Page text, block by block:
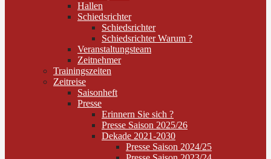
Hallen
Schiedsrichter
Schiedsrichter
Schiedsrichter Warum ?
Veranstaltungsteam
Zeitnehmer
Trainingszeiten
Zeitreise
Saisonheft
Presse
Erinnern Sie sich ?
Presse Saison 2025/26
Dekade 2021-2030
Presse Saison 2024/25